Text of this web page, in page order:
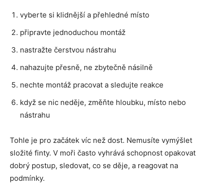
vyberte si klidnější a přehledné místo
připravte jednoduchou montáž
nastražte čerstvou nástrahu
nahazujte přesně, ne zbytečně násilně
nechte montáž pracovat a sledujte reakce
když se nic neděje, změňte hloubku, místo nebo
nástrahu
Tohle je pro začátek víc než dost. Nemusíte vymýšlet
složité finty. V moři často vyhrává schopnost opakovat
dobrý postup, sledovat, co se děje, a reagovat na
podmínky.